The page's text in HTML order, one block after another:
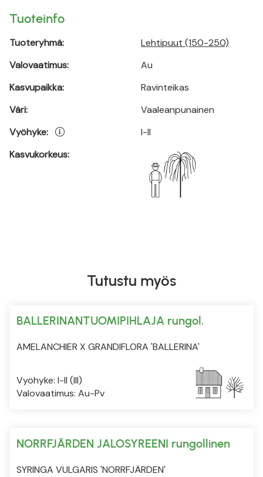
Tuoteinfo
Tuoteryhmä:
Valovaatimus:
Kasvupaikka:
Väri:
Vyöhyke:
Kasvukorkeus:
Lehtipuut (150-250)
Au
Ravinteikas
Vaaleanpunainen
I-II
Tutustu myös
BALLERINANTUOMIPIHLAJA rungol.
AMELANCHIER X GRANDIFLORA 'BALLERINA'
Vyöhyke: I-II (III)
Valovaatimus: Au-Pv
NORRFJÄRDEN JALOSYREENI rungollinen
SYRINGA VULGARIS 'NORRFJÄRDEN'